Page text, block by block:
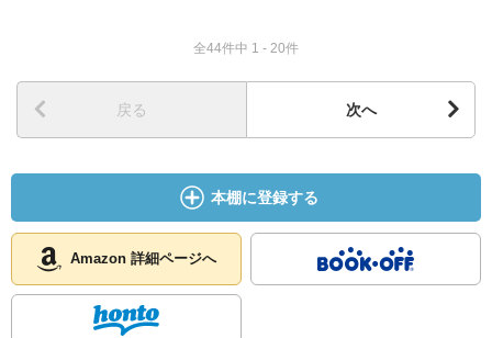
全44件中 1 - 20件
戻る 次へ
本棚に登録する
Amazon 詳細ページへ